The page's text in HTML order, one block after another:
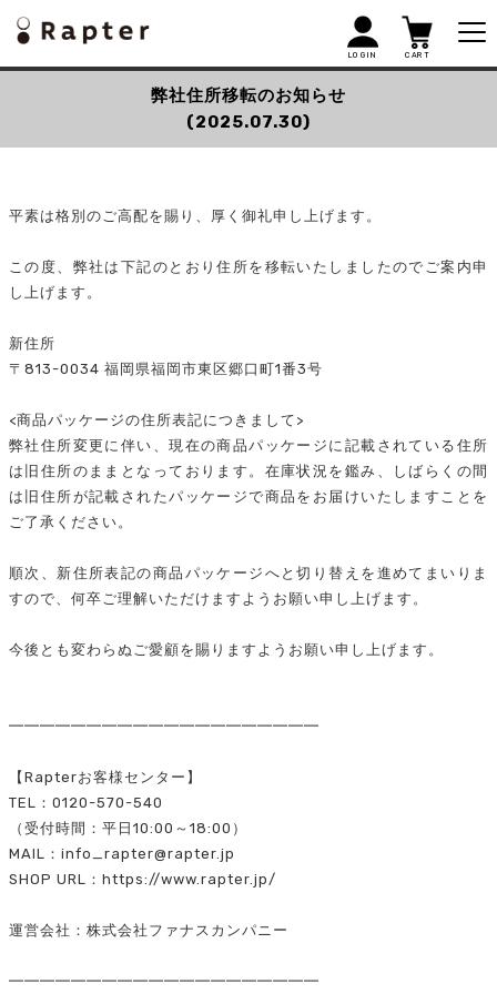
LOGIN CART
弊社住所移転のお知らせ
(2025.07.30)
平素は格別のご高配を賜り、厚く御礼申し上げます。
この度、弊社は下記のとおり住所を移転いたしましたのでご案内申
し上げます。
新住所
〒813-0034 福岡県福岡市東区郷口町1番3号
<商品パッケージの住所表記につきまして>
弊社住所変更に伴い、現在の商品パッケージに記載されている住所
は旧住所のままとなっております。在庫状況を鑑み、しばらくの間
は旧住所が記載されたパッケージで商品をお届けいたしますことを
ご了承ください。
順次、新住所表記の商品パッケージへと切り替えを進めてまいりま
すので、何卒ご理解いただけますようお願い申し上げます。
今後とも変わらぬご愛顧を賜りますようお願い申し上げます。
━━━━━━━━━━━━━━━━━━━━
【Rapterお客様センター】
TEL：0120-570-540
（受付時間：平日10:00～18:00）
MAIL：info_rapter@rapter.jp
SHOP URL：https://www.rapter.jp/
運営会社：株式会社ファナスカンパニー
━━━━━━━━━━━━━━━━━━━━